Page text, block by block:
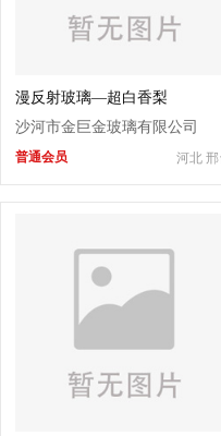
漫反射玻璃—超白香梨
沙河市金巨金玻璃有限公司
河北 邢
普通会员